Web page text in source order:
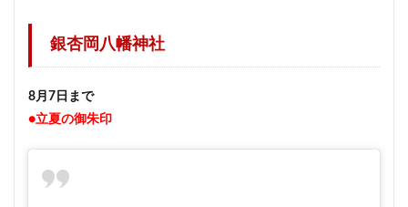
銀杏岡八幡神社
8月7日まで
●立夏の御朱印